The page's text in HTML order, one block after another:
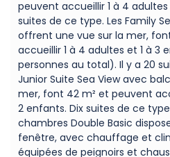
peuvent accueillir 1 à 4
suites de ce type. Les Family
offrent une vue sur la mer,
accueillir 1 à 4 adultes et 1 à 3
personnes au total). Il y a 20
Junior Suite Sea View avec
mer, font 42 m² et peuvent
2 enfants. Dix suites de ce
chambres Double Basic
fenêtre, avec chauffage et
équipées de peignoirs et